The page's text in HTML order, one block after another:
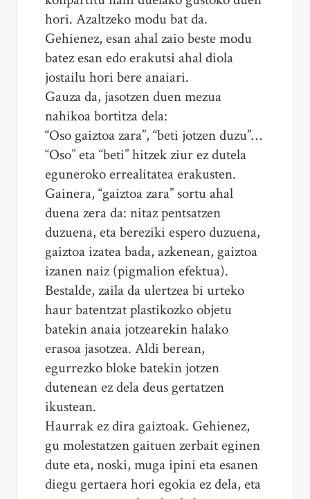
hori. Azaltzeko modu bat da.
Gehienez, esan ahal zaio beste modu
batez esan edo erakutsi ahal diola
jostailu hori bere anaiari.
Gauza da, jasotzen duen mezua
nahikoa bortitza dela:
“Oso gaiztoa zara”, “beti jotzen duzu”…
“Oso” eta “beti” hitzek ziur ez dutela
eguneroko errealitatea erakusten.
Gainera, “gaiztoa zara” sortu ahal
duena zera da: nitaz pentsatzen
duzuena, eta bereziki espero duzuena,
gaiztoa izatea bada, azkenean, gaiztoa
izanen naiz (pigmalion efektua).
Bestalde, zaila da ulertzea bi urteko
haur batentzat plastikozko objetu
batekin anaia jotzearekin halako
erasoa jasotzea. Aldi berean,
egurrezko bloke batekin jotzen
dutenean ez dela deus gertatzen
ikustean.
Haurrak ez dira gaiztoak. Gehienez,
gu molestatzen gaituen zerbait eginen
dute eta, noski, muga ipini eta esanen
diegu gertaera hori egokia ez dela, eta